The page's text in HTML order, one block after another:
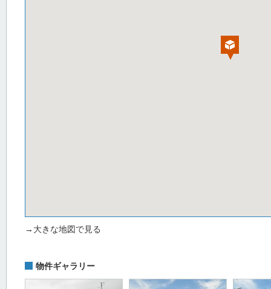
→大きな地図で見る
物件ギャラリー